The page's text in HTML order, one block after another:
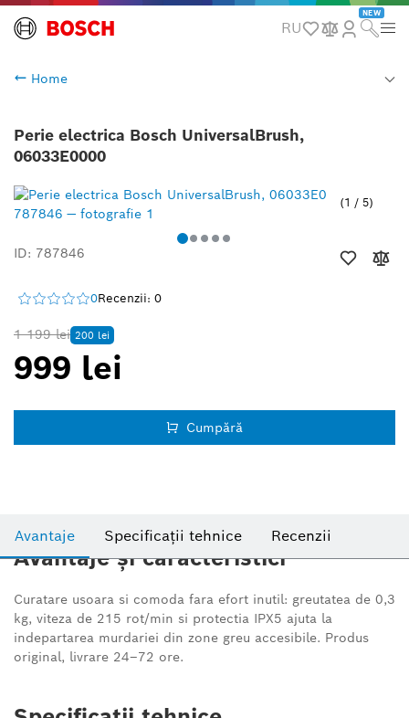
RU
NEW
Home
Perie electrica Bosch UniversalBrush,
06033E0000
1 / 5
ID: 787846
0Recenzii: 0
1 199 lei 200 lei
999 lei
Cumpără
Avantaje Specificații tehnice Recenzii
Avantaje și caracteristici
Curatare usoara si comoda fara efort inutil: greutatea de 0,3
kg, viteza de 215 rot/min si protectia IPX5 ajuta la
indepartarea murdariei din zone greu accesibile. Produs
original, livrare 24–72 ore.